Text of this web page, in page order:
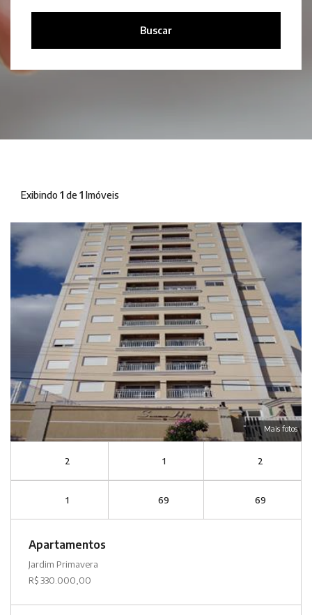
Buscar
Exibindo 1 de1 Imóveis
Mais fotos
2 1 2
1 69 69
Apartamentos
Jardim Primavera
R$ 330.000,00